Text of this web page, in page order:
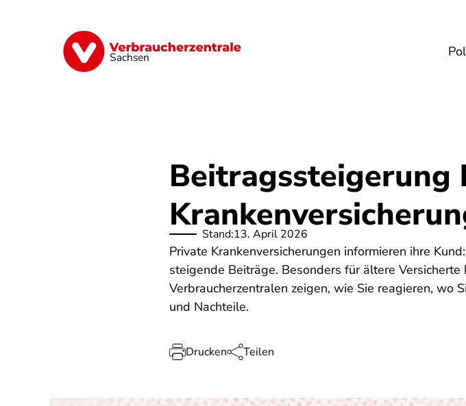
Sachsen
Vorsorge Verträge Geld & Versicherungen
Beitragssteigerung
Stand:13. April 2026
Private Krankenversicherungen informieren ihre
steigende Beiträge. Besonders für ältere
Verbraucherzentralen zeigen, wie Sie reagieren, wo
und Nachteile.
Drucken Teilen